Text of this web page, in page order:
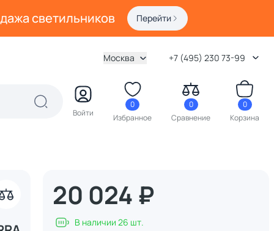
светильников Перейти
Москва +7 (495) 230 73-99
Войти
0
Избранное
0
Сравнение
0
Корзина
20 024 ₽
В наличии 26 шт.